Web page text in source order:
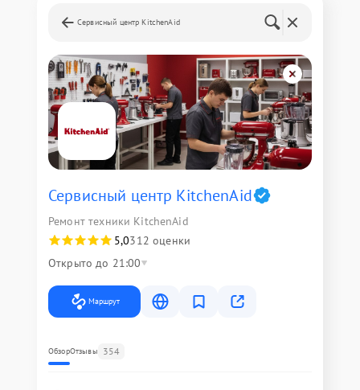
Сервисный центр KitchenAid
Сервисный центр KitchenAid
Ремонт техники KitchenAid
5,0312 оценки
Открыто до 21:00
Маршрут
ОбзорОтзывы 354